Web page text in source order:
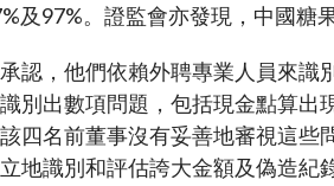
及97%。證監會亦發現，中國糖
認，他們依賴外聘專業人員來
別出數項問題，包括現金點算
四名前董事沒有妥善地審視這
地識別和評估誇大金額及偽造紀